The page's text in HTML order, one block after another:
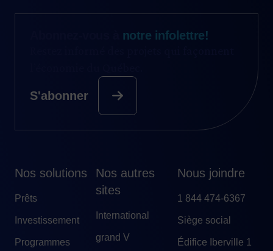
Nos solutions
Prêts
Investissement
Programmes
Nos autres
sites
International
grand V
Nous joindre
1 844 474-6367
Siège social
Édifice Iberville 1
notre infolettre!
S'abonner